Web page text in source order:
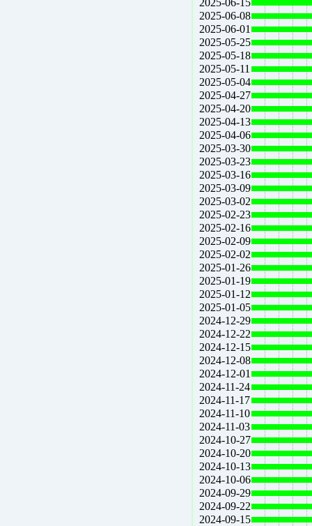
2025-06-15
2025-06-08
2025-06-01
2025-05-25
2025-05-18
2025-05-11
2025-05-04
2025-04-27
2025-04-20
2025-04-13
2025-04-06
2025-03-30
2025-03-23
2025-03-16
2025-03-09
2025-03-02
2025-02-23
2025-02-16
2025-02-09
2025-02-02
2025-01-26
2025-01-19
2025-01-12
2025-01-05
2024-12-29
2024-12-22
2024-12-15
2024-12-08
2024-12-01
2024-11-24
2024-11-17
2024-11-10
2024-11-03
2024-10-27
2024-10-20
2024-10-13
2024-10-06
2024-09-29
2024-09-22
2024-09-15